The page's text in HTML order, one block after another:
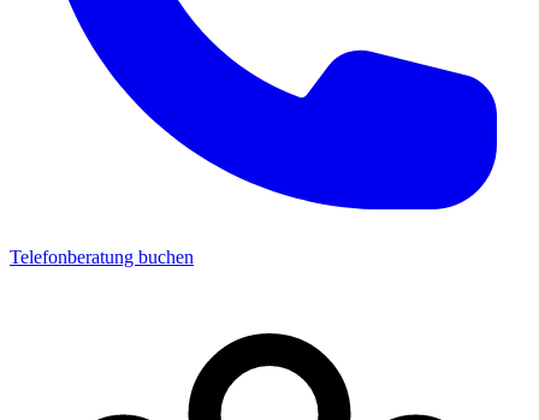
Telefonberatung buchen